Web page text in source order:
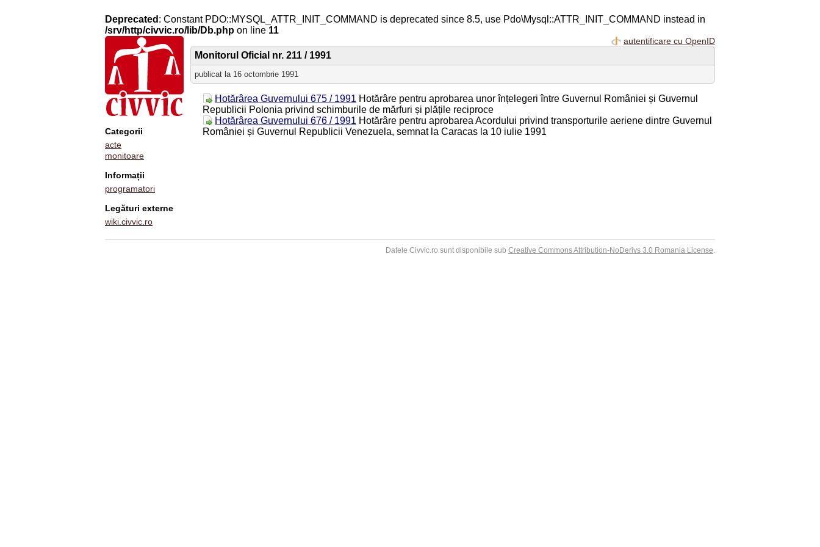
Deprecated : Constant PDO::MYSQL_ATTR_INIT_COMMAND is deprecated since 8.5, use Pdo\Mysql::ATTR_INIT_COMMAND instead in
/srv/http/civvic.ro/lib/Db.php on line 11
Categorii
acte
monitoare
Informații
programatori
Legături externe
wiki.civvic.ro
autentificare cu OpenID
Monitorul Oficial nr. 211 / 1991
publicat la 16 octombrie 1991
Hotărârea Guvernului 675 / 1991 Hotărâre pentru aprobarea unor înțelegeri între Guvernul României și Guvernul
Republicii Polonia privind schimburile de mărfuri și plățile reciproce
Hotărârea Guvernului 676 / 1991 Hotărâre pentru aprobarea Acordului privind transporturile aeriene dintre Guvernul
României și Guvernul Republicii Venezuela, semnat la Caracas la 10 iulie 1991
Datele Civvic.ro sunt disponibile sub Creative Commons Attribution-NoDerivs 3.0 Romania License.